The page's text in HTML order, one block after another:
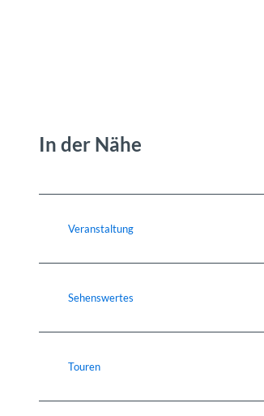
In der Nähe
Veranstaltung
Sehenswertes
Touren